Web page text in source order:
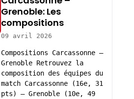
Grenoble: Les
compositions
09 avril 2026
Compositions Carcassonne –
Grenoble Retrouvez la
composition des équipes du
match Carcassonne (16e, 31
pts) – Grenoble (10e, 49